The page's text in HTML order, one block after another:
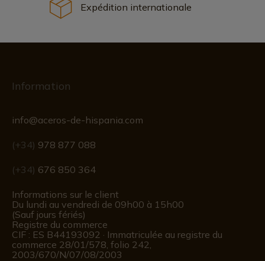
Expédition internationale
Information
info@aceros-de-hispania.com
(+34) 978 877 088
(+34) 676 850 364
Informations sur le client
Du lundi au vendredi de 09h00 à 15h00
(Sauf jours fériés)
Registre du commerce
CIF : ES B44193092 · Immatriculée au registre du
commerce 28/01/578, folio 242,
2003/670/N/07/08/2003